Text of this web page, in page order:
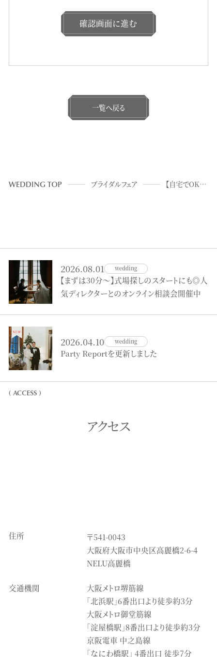
確認画面に進む
一覧へ戻る
WEDDING TOP ブライダルフェア 【自宅でOK☆30分～】NEWOPEN会場オンライン相談会
2026.08.01 wedding
【まずは30分～】式場探しのスタートにも◎人
気ディレクターとのオンライン相談会開催中
2026.04.10 wedding
Party Reportを更新しました
( ACCESS )
アクセス
住所
〒541-0043
大阪府大阪市中央区高麗橋2-6-4
NELU高麗橋
交通機関
大阪メトロ堺筋線
「北浜駅」6番出口より徒歩約3分
大阪メトロ御堂筋線
「淀屋橋駅」8番出口より徒歩約3分
京阪電車 中之島線
「なにわ橋駅」 4番出口 徒歩7分